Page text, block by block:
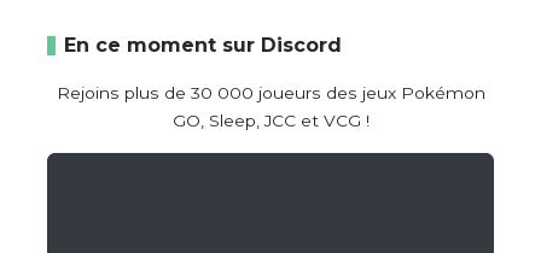
En ce moment sur Discord
Rejoins plus de 30 000 joueurs des jeux Pokémon
GO, Sleep, JCC et VCG !